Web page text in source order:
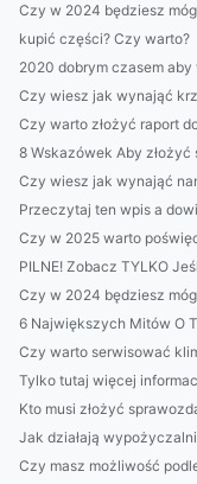
Czy w 2024 będziesz
kupić części? Czy warto?
2020 dobrym czasem aby
Czy wiesz jak wynająć
Czy warto złożyć raport
8 Wskazówek Aby złożyć
Czy wiesz jak wynająć
Przeczytaj ten wpis a
Czy w 2025 warto
PILNE! Zobacz TYLKO
Czy w 2024 będziesz
6 Największych Mitów O
Czy warto serwisować
Tylko tutaj więcej
Kto musi złożyć
Jak działają
Czy masz możliwość